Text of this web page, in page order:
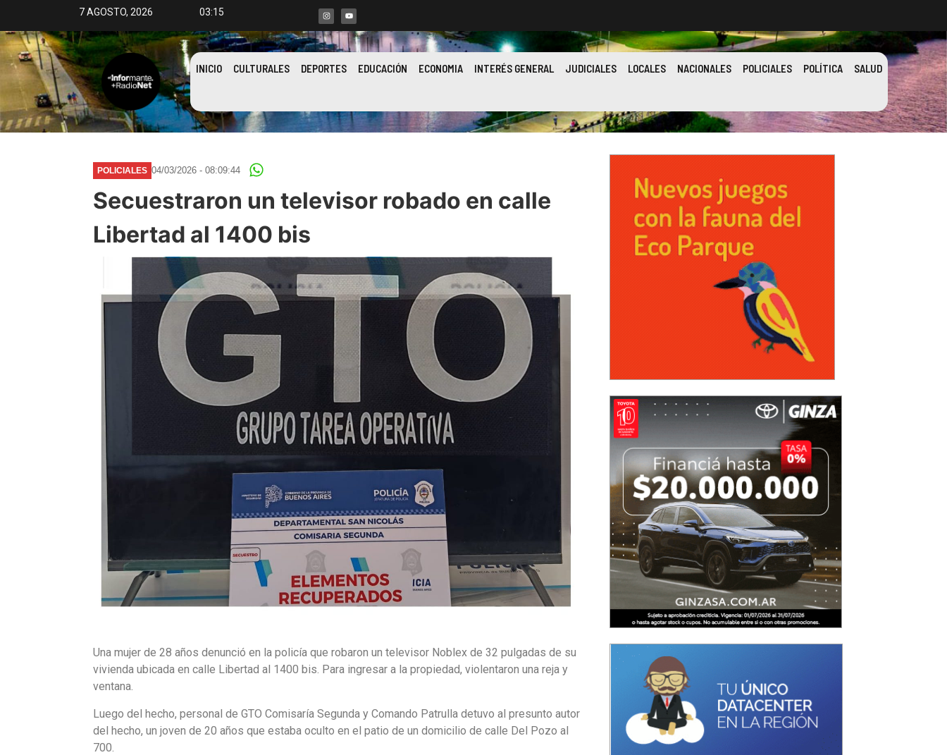
7 AGOSTO, 2026 03:15
INICIO CULTURALES DEPORTES EDUCACIÓN ECONOMIA INTERÉS GENERAL JUDICIALES LOCALES NACIONALES POLICIALES POLÍTICA SALUD
POLICIALES 04/03/2026 - 08:09:44
Secuestraron un televisor robado en calle
Libertad al 1400 bis
Una mujer de 28 años denunció en la policía que robaron un televisor Noblex de 32 pulgadas de su
vivienda ubicada en calle Libertad al 1400 bis. Para ingresar a la propiedad, violentaron una reja y
ventana.
Luego del hecho, personal de GTO Comisaría Segunda y Comando Patrulla detuvo al presunto autor
del hecho, un joven de 20 años que estaba oculto en el patio de un domicilio de calle Del Pozo al
700.